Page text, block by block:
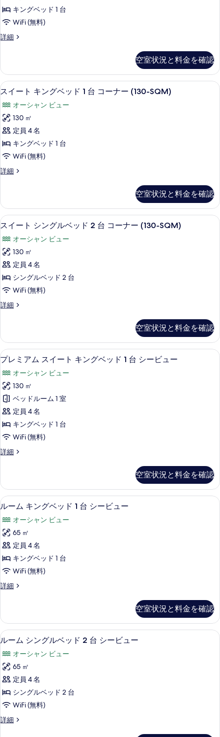
す
る
ュ
ー
の
て
の
写
真
を
表
示
す
る
テ
ィ
ビ
ー
細
イ
ー
ト
ン
グ
ベ
ッ
ド
1
台
マ
ウ
ン
ビ
ュ
ー
の
す
べ
て
の
真
を
表
示
す
る
キングベッド 1 台
WiFi (無料)
詳細
プ
ム
ス
イ
ト
キ
グ
ベ
ッ
ド
1
ン
テ
ン
ビ
ュ
ー
の
詳
細
空室状況と料金を確認
ス
ー
ト
キ
ン
グ
ベ
ド
台
コ
ー
ナ
ー
(130-
SQM)
の
べ
て
の
写
真
を
表
示
す
る
スイート キングベッド 1 台 コーナ
10
スイート キングベッド 1 台 コーナー (130-SQM)
オーシャン ビュー
130 ㎡
定員 4 名
キングベッド 1 台
WiFi (無料)
詳細
ス
キ
ン
グ
ッ
ド
台
コ
ー
ナ
ー
詳
細
空室状況と料金を確認
ス
ー
ト
シ
ン
グ
ル
ッ
ド
2
台
コ
ー
ナ
ー
(130-
SQM)
の
べ
て
の
写
真
を
表
示
す
高級寝具、ミニバー、セーフティボ
10
スイート シングルベッド 2 台 コーナー (130-SQM)
オーシャン ビュー
130 ㎡
定員 4 名
シングルベッド 2 台
WiFi (無料)
詳細
ス
シ
ン
グ
ベ
ッ
ド
2
台
コ
ー
ナ
(130-
詳
細
空室状況と料金を確認
プ
レ
ミ
ア
ム
ス
イ
ー
ト
ン
グ
ベ
ッ
ド
1
台
シ
ー
ー
の
す
べ
て
の
写
真
を
高級寝具、ミニバー、セーフティボ
8
プレミアム スイート キングベッド 1 台 シービュー
オーシャン ビュー
130 ㎡
ベッドルーム 1 室
定員 4 名
キングベッド 1 台
WiFi (無料)
詳細
プ
ム
ス
イ
ト
キ
グ
ベ
ッ
ド
1
ビ
ュ
ー
の
詳
細
空室状況と料金を確認
ル
ム
キ
ン
グ
ベ
ッ
1
台
シ
ー
ビ
ュ
ー
の
す
高級寝具、ミニバー、セーフティボ
9
ルーム キングベッド 1 台 シービュー
オーシャン ビュー
65 ㎡
定員 4 名
キングベッド 1 台
WiFi (無料)
詳細
ル
ン
グ
ベ
ド
シ
ー
ビ
ュ
ー
空室状況と料金を確認
ル
ム
シ
ン
グ
ル
ベ
高級寝具、ミニバー、セーフティボ
10
ルーム シングルベッド 2 台 シービュー
オーシャン ビュー
65 ㎡
定員 4 名
シングルベッド 2 台
WiFi (無料)
詳細
ル